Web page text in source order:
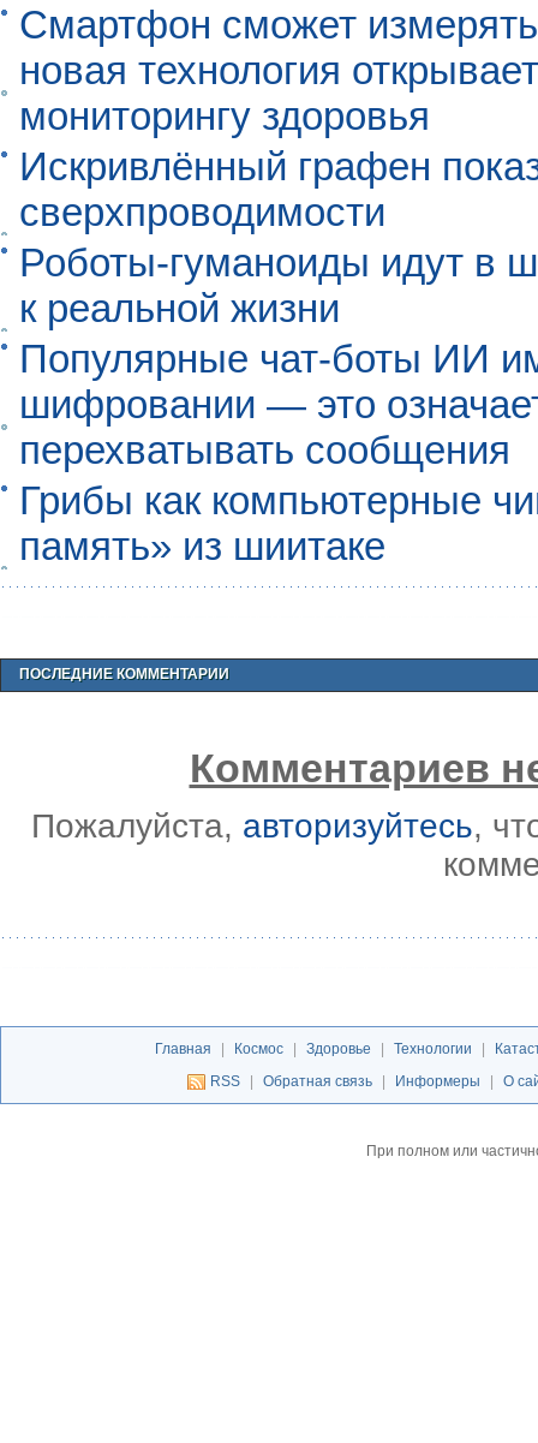
Смартфон сможет
новая технология
мониторингу здоровья
Искривлённый графен
сверхпроводимости
Роботы-гуманоиды идут в
к реальной жизни
Популярные чат-боты ИИ
шифровании — это
перехватывать сообщения
Грибы как компьютерные
память» из шиитаке
ПОСЛЕДНИЕ КОММЕНТАРИИ
Комментариев
Пожалуйста, авторизуйтесь,
Главная | Космос | Здоровье | Технологии |
RSS
| Обратная связь | Информеры | О
При полном или